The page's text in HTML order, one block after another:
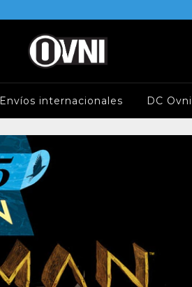
Envíos internacionales DC